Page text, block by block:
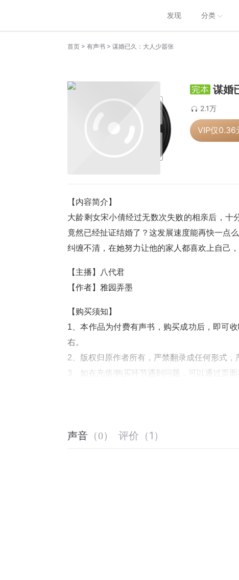
发现 分类
首页 > 有声书 > 谋婚已久：大人少嚣张
谋婚
2.1万
VIP仅0.36
【内容简介】
大龄剩女宋小倩经过无数次失败的相亲后，十
竟然已经扯证结婚了？这发展速度能再快一点么
纠缠不清，在她努力让他的家人都喜欢上自己
【主播】八代君
【作者】雅园弄墨
【购买须知】
1 、本作品为付费有声书，购买成功后，即可
右。
2 、版权归原作者所有，严禁翻录成任何形式
3 、如在充值 /购买环节遇到问题，可以通过页
、在购买过程中，如果你有任何问题，可以在
声音 （0） 评价 （1 ）